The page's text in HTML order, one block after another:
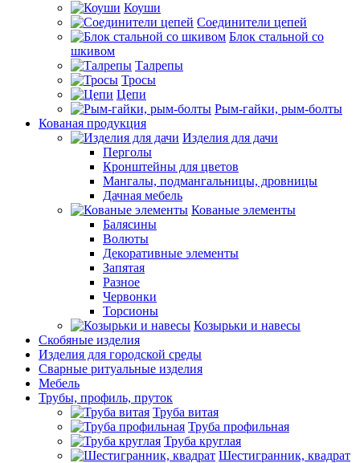
Коуши
Соединители цепей
Блок стальной со
шкивом
Талрепы
Тросы
Цепи
Рым-гайки, рым-болты
Кованая продукция
Изделия для дачи
Перголы
Кронштейны для цветов
Мангалы, подмангальницы, дровницы
Дачная мебель
Кованые элементы
Балясины
Волюты
Декоративные элементы
Запятая
Разное
Червонки
Торсионы
Козырьки и навесы
Скобяные изделия
Изделия для городской среды
Сварные ритуальные изделия
Мебель
Трубы, профиль, пруток
Труба витая
Труба профильная
Труба круглая
Шестигранник, квадрат